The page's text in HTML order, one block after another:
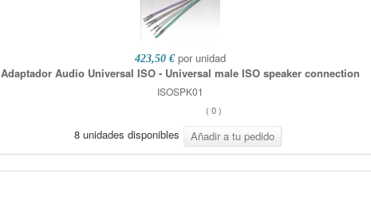
423,50 € por unidad
Adaptador Audio Universal ISO - Universal male ISO speaker connection
ISOSPK01
( 0)
8 unidades disponibles